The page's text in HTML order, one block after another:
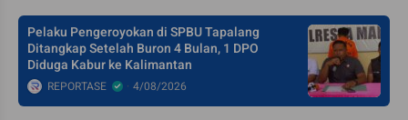
Pelaku Pengeroyokan di SPBU Tapalang
Ditangkap Setelah Buron 4 Bulan, 1 DPO
Diduga Kabur ke Kalimantan
REPORTASE 4/08/2026